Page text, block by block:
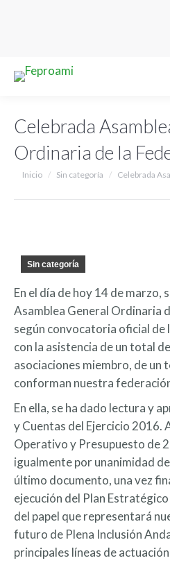
Celebrada
Ordinaria de la
Estás aquí:
Inicio Sin categoría Celebrada
Sin categoría
En el día de hoy 14 de marzo,
Asamblea General Ordinaria
según convocatoria oficial de
con la asistencia de un total
asociaciones miembro, de un
conforman nuestra
En ella, se ha dado lectura y
y Cuentas del Ejercicio 2016.
Operativo y Presupuesto de
igualmente por unanimidad
último documento, una vez
ejecución del Plan
del papel que representará
futuro de Plena Inclusión
principales líneas de